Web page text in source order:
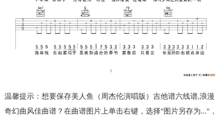
温馨提示：想要保存美人鱼（周杰伦演唱版）吉他谱六线谱,浪漫
奇幻曲风佳曲谱？在曲谱图片上单击右键，选择"图片另存为..."，